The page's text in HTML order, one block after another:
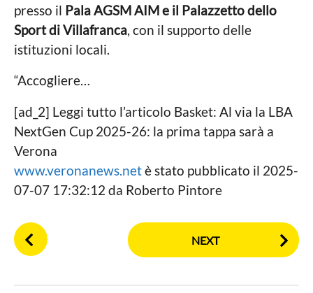
presso il Pala AGSM AIM e il Palazzettodello
Sport di Villafranca, con il supporto delle
istituzioni locali.
“Accogliere…
[ad_2] Leggi tutto l’articolo Basket: Al via la LBA
NextGen Cup 2025-26: la prima tappa sarà a
Verona
www.veronanews.netè stato pubblicato il 2025-
07-07 17:32:12 da Roberto Pintore
P
o
NEXT